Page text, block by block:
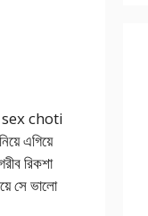
sex choti
এগিয়ে
রিকশা
সে ভালো